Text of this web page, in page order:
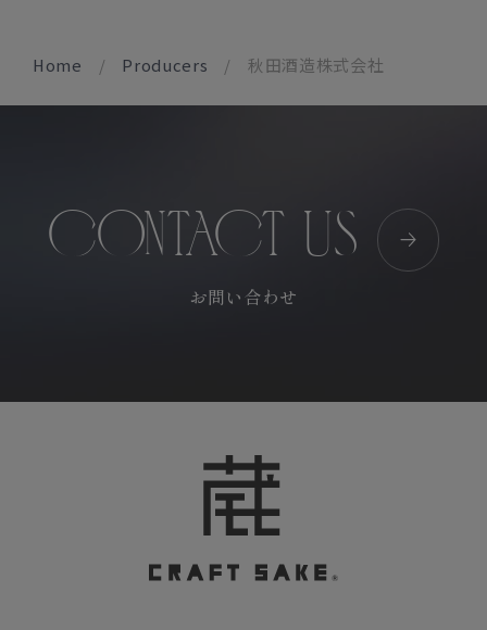
Home Producers 秋田酒造株式会社
CONTACT US
お問い合わせ